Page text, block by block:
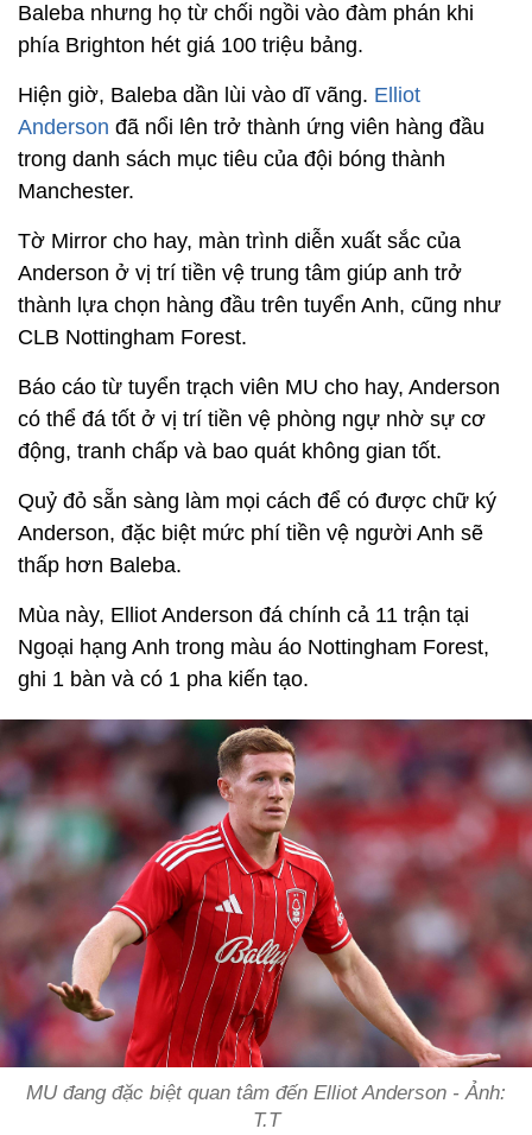
Baleba nhưng họ từ chối ngồi vào đàm phán khi
phía Brighton hét giá 100 triệu bảng.
Hiện giờ, Baleba dần lùi vào dĩ vãng. Elliot
Anderson đã nổi lên trở thành ứng viên hàng đầu
trong danh sách mục tiêu của đội bóng thành
Manchester.
Tờ Mirror cho hay, màn trình diễn xuất sắc của
Anderson ở vị trí tiền vệ trung tâm giúp anh trở
thành lựa chọn hàng đầu trên tuyển Anh, cũng như
CLB Nottingham Forest.
Báo cáo từ tuyển trạch viên MU cho hay, Anderson
có thể đá tốt ở vị trí tiền vệ phòng ngự nhờ sự cơ
động, tranh chấp và bao quát không gian tốt.
Quỷ đỏ sẵn sàng làm mọi cách để có được chữ ký
Anderson, đặc biệt mức phí tiền vệ người Anh sẽ
thấp hơn Baleba.
Mùa này, Elliot Anderson đá chính cả 11 trận tại
Ngoại hạng Anh trong màu áo Nottingham Forest,
ghi 1 bàn và có 1 pha kiến tạo.
MU đang đặc biệt quan tâm đến Elliot Anderson - Ảnh:
T.T